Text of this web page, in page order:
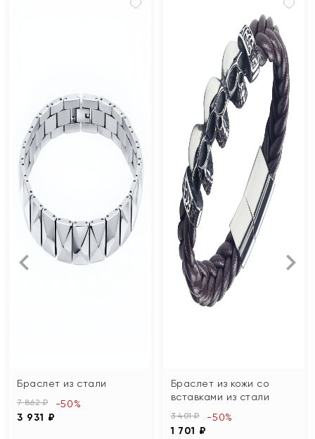
Браслет из стали
7 862 ₽
3 931 ₽
-50%
Браслет из кожи со
вставками из стали
3 401 ₽
1 701 ₽
-50%